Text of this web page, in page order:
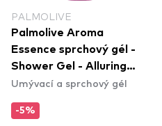
PALMOLIVE
Palmolive Aroma
Essence sprchový gél -
Shower Gel - Alluring
Love
Umývací a sprchový gél
-5%